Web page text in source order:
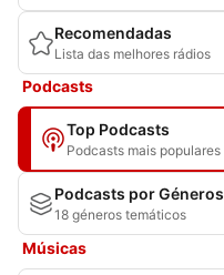
Recomendadas
Lista das melhores rádios
Podcasts
Top Podcasts
Podcasts mais populares
Podcasts por Géneros
18 géneros temáticos
Músicas